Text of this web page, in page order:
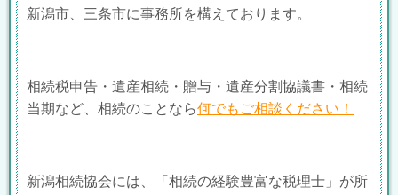
新潟市、三条市に事務所を構えております。
相続税申告・遺産相続・贈与・遺産分割協議書・相続
当期など、相続のことなら何でもご相談ください！
新潟相続協会には、「相続の経験豊富な税理士」が所